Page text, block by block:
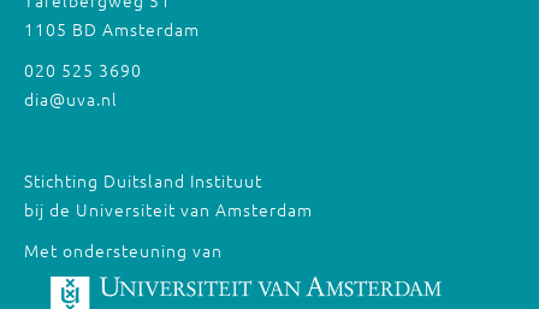
1105 BD Amsterdam
020 525 3690
dia@uva.nl
Stichting Duitsland Instituut
bij de Universiteit van Amsterdam
Met ondersteuning van